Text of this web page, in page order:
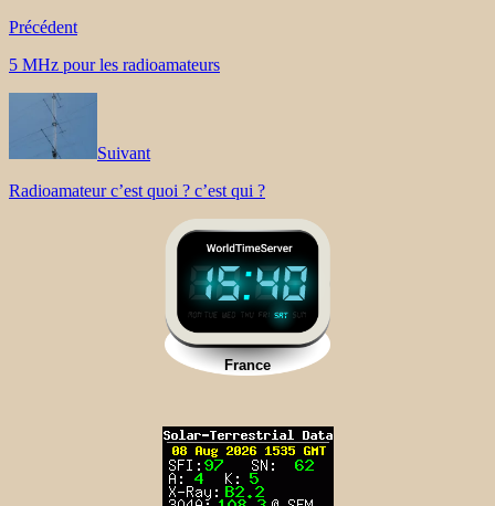
Précédent
5 MHz pour les radioamateurs
Suivant
Radioamateur c’est quoi ? c’est qui ?